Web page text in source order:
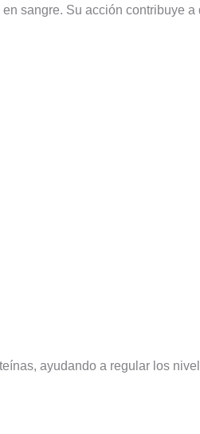
sangre. Su acción contribuye a
ayudando a regular los